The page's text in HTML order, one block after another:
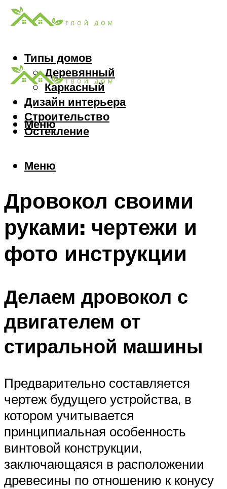
Типы домов
Деревянный
Каркасный
Дизайн интерьера
Строительство
Остекление
Меню
Меню
Дровокол своими
руками: чертежи и
фото инструкции
Делаем дровокол с
двигателем от
стиральной машины
Предварительно составляется
чертеж будущего устройства, в
котором учитывается
принципиальная особенность
винтовой конструкции,
заключающаяся в расположении
древесины по отношению к конусу